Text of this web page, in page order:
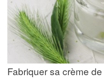
Fabriquer sa crème